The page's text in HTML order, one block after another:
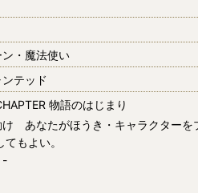
ン・魔法使い
テッド
物語のはじまり
け あなたがほうき・キャラクター
もよい。
-